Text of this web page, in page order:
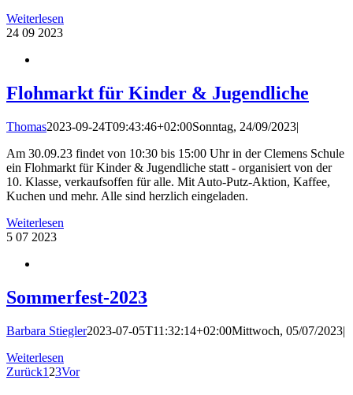
Weiterlesen
24 09 2023
Flohmarkt für Kinder & Jugendliche
Thomas2023-09-24T09:43:46+02:00Sonntag, 24/09/2023|
Am 30.09.23 findet von 10:30 bis 15:00 Uhr in der Clemens Schule
ein Flohmarkt für Kinder & Jugendliche statt - organisiert von der
10. Klasse, verkaufsoffen für alle. Mit Auto-Putz-Aktion, Kaffee,
Kuchen und mehr. Alle sind herzlich eingeladen.
Weiterlesen
5 07 2023
Sommerfest-2023
Barbara Stiegler2023-07-05T11:32:14+02:00Mittwoch, 05/07/2023|
Weiterlesen
Zurück1 23Vor